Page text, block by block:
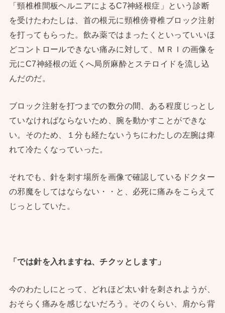
「頸椎椎間板ヘルニアによるC7神経根症」という診断
を受けたわたしは、首の根元に頸椎傍脊椎ブロック注射
を打ってもらった。飲み薬ではまったくといっていいほ
どコントロールできない痛みに対して、ＭＲＩの画像を
元にC7神経根の近くへ局所麻酔とステロイドを流し込
んだのだ。
ブロック注射を打つまでの数分の間、ある程度じっとし
ていなければならないため、腕を動かすことができな
い。そのため、１分も経たないうちにわたしの左腕は痺
れて冷たくなっていった。
それでも、針を刺す場所を画像で確認しているドクター
の邪魔をしてはならない・・と、必死に痛みをこらえて
じっとしていた。
「では針を入れますね、チクッとします」
今のわたしにとって、どれほど太い針を刺されようが、
おそらく痛みを感じないだろう。そのくらい、肩から背